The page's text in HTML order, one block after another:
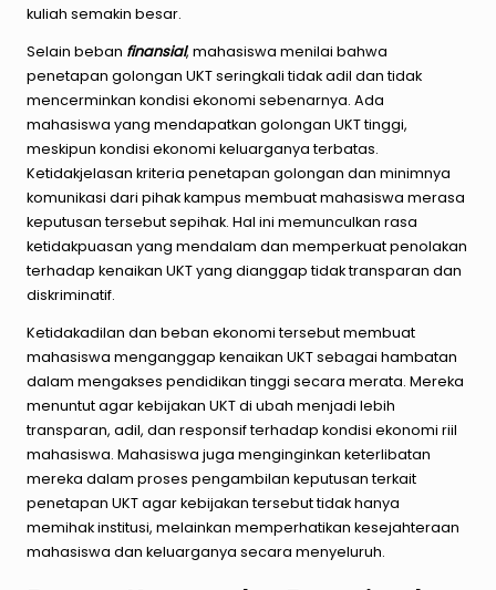
kuliah semakin besar.
Selain beban finansial, mahasiswa menilai bahwa
penetapan golongan UKT seringkali tidak adil dan tidak
mencerminkan kondisi ekonomi sebenarnya. Ada
mahasiswa yang mendapatkan golongan UKT tinggi,
meskipun kondisi ekonomi keluarganya terbatas.
Ketidakjelasan kriteria penetapan golongan dan minimnya
komunikasi dari pihak kampus membuat mahasiswa merasa
keputusan tersebut sepihak. Hal ini memunculkan rasa
ketidakpuasan yang mendalam dan memperkuat penolakan
terhadap kenaikan UKT yang dianggap tidak transparan dan
diskriminatif.
Ketidakadilan dan beban ekonomi tersebut membuat
mahasiswa menganggap kenaikan UKT sebagai hambatan
dalam mengakses pendidikan tinggi secara merata. Mereka
menuntut agar kebijakan UKT di ubah menjadi lebih
transparan, adil, dan responsif terhadap kondisi ekonomi riil
mahasiswa. Mahasiswa juga menginginkan keterlibatan
mereka dalam proses pengambilan keputusan terkait
penetapan UKT agar kebijakan tersebut tidak hanya
memihak institusi, melainkan memperhatikan kesejahteraan
mahasiswa dan keluarganya secara menyeluruh.